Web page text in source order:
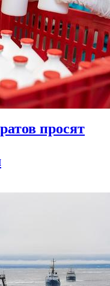
просят